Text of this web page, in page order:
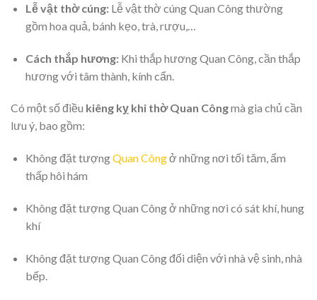
Lễ vật thờ cúng:Lễ vật thờ cúng Quan Công thường
gồm hoa quả, bánh kẹo, trà, rượu,…
Cách thắp hương:Khi thắp hương Quan Công, cần thắp
hương với tâm thành, kính cẩn.
Có một số điều kiêng kỵ khi thờ Quan Côngmà gia chủ cần
lưu ý, bao gồm:
Không đặt tượngQuan Côngở những nơi tối tăm, ẩm
thấp hôi hám
Không đặt tượng Quan Công ở những nơi có sát khí, hung
khí
Không đặt tượng Quan Công đối diện với nhà vệ sinh, nhà
bếp.